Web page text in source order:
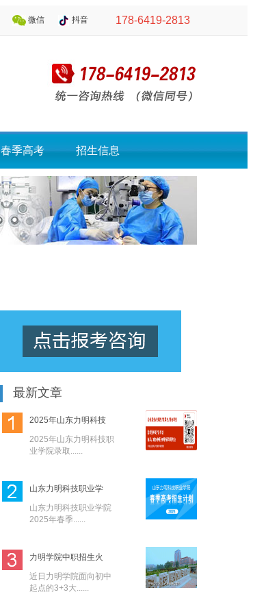
微信 抖音 178-6419-2813
春季高考 招生信息
最新文章
2025年山东力明科技
2025年山东力明科技职
业学院录取......
山东力明科技职业学
山东力明科技职业学院
2025年春季......
力明学院中职招生火
近日力明学院面向初中
起点的3+3大......